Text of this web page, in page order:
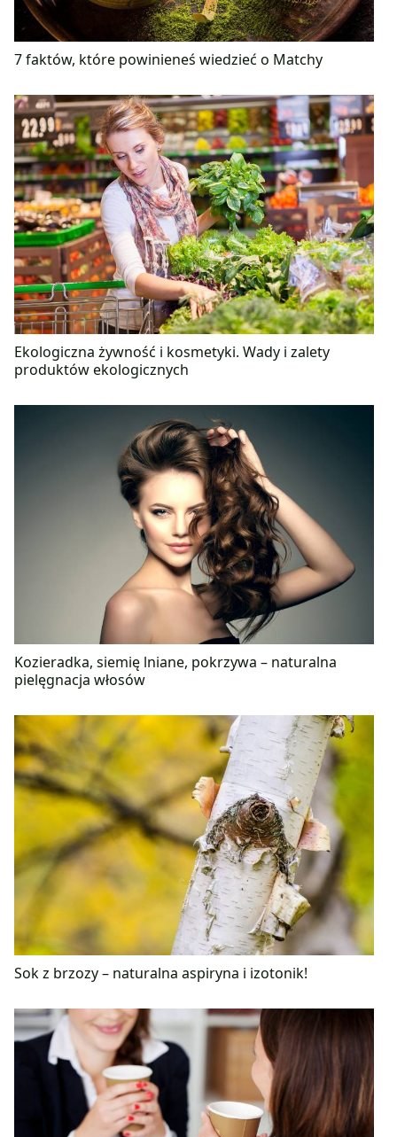
7 faktów, które powinieneś wiedzieć o Matchy
Ekologiczna żywność i kosmetyki. Wady i zalety
produktów ekologicznych
Kozieradka, siemię lniane, pokrzywa – naturalna
pielęgnacja włosów
Sok z brzozy – naturalna aspiryna i izotonik!